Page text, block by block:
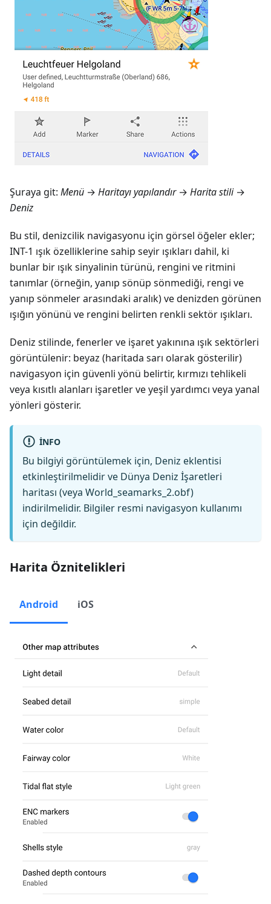
Şuraya git: Menü → Haritayı yapılandır→ Harita stili→
Deniz
Bu stil, denizcilik navigasyonu için görsel öğeler ekler;
INT-1 ışık özelliklerine sahip seyir ışıkları dahil, ki
bunlar bir ışık sinyalinin türünü, rengini ve ritmini
tanımlar (örneğin, yanıp sönüp sönmediği, rengi ve
yanıp sönmeler arasındaki aralık) ve denizden görünen
ışığın yönünü ve rengini belirten renkli sektör ışıkları.
Deniz stilinde, fenerler ve işaret yakınına ışık sektörleri
görüntülenir: beyaz (haritada sarı olarak gösterilir)
navigasyon için güvenli yönü belirtir, kırmızı tehlikeli
veya kısıtlı alanları işaretler ve yeşil yardımcı veya yanal
yönleri gösterir.
INFO
Bu bilgiyi görüntülemek için, Deniz eklentisi
etkinleştirilmelidir ve Dünya Deniz İşaretleri
haritası (veya World_seamarks_2.obf)
indirilmelidir. Bilgiler resmi navigasyon kullanımı
için değildir.
Harita Öznitelikleri
Android iOS